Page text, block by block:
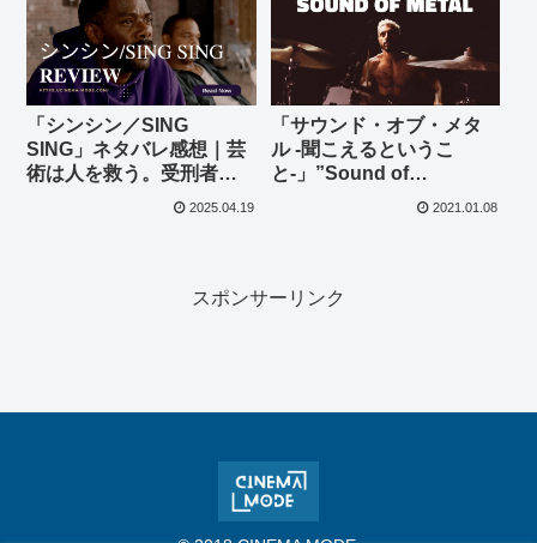
「シンシン／SING
SING」ネタバレ感想｜芸
術は人を救う。受刑者と
演劇が交差する、魂の解
2025.04.19
「サウンド・オブ・メタ
ル -聞こえるというこ
と-」”Sound of
2021.01.08
スポンサーリンク